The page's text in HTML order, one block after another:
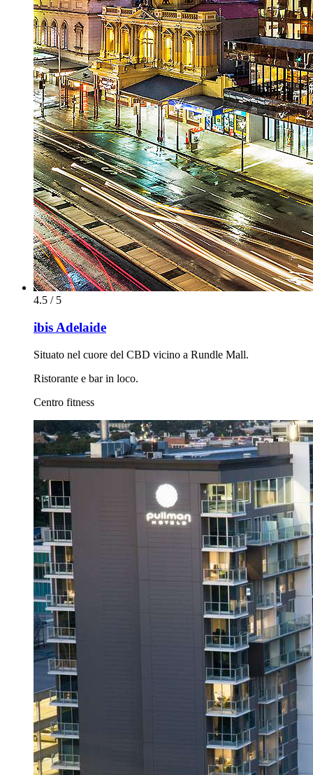
4.5 / 5
ibis Adelaide
Situato nel cuore del CBD vicino a Rundle Mall.
Ristorante e bar in loco.
Centro fitness